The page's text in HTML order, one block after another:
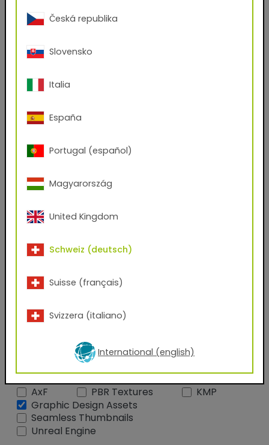
Vorname
E-Mail-Adresse
Telefon
Stadt
Firmenname
Funktion
Welche Dateien möchten Sie erhalten?
AxF
PBR Textures
KMP
Graphic Design Assets
Seamless Thumbnails
Unreal Engine
Česká republika
Slovensko
Italia
España
Portugal (español)
Magyarország
United Kingdom
Schweiz (deutsch)
Suisse (français)
Svizzera (italiano)
International (english)